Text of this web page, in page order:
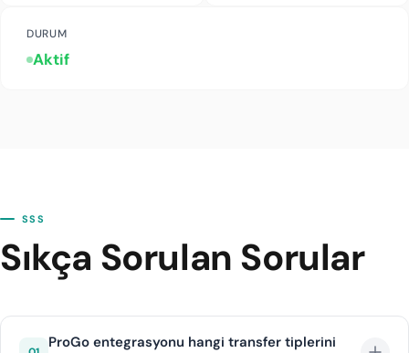
DURUM
Aktif
SSS
Sıkça Sorulan Sorular
ProGo entegrasyonu hangi transfer tiplerini